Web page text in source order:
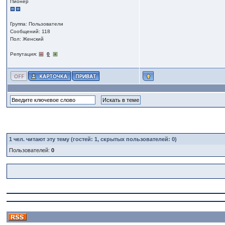
Пионер
Группа: Пользователи
Сообщений: 118
Пол: Женский
Репутация: 0
1 чел. читают эту тему (гостей: 1, скрытых пользователей: 0)
Пользователей:0